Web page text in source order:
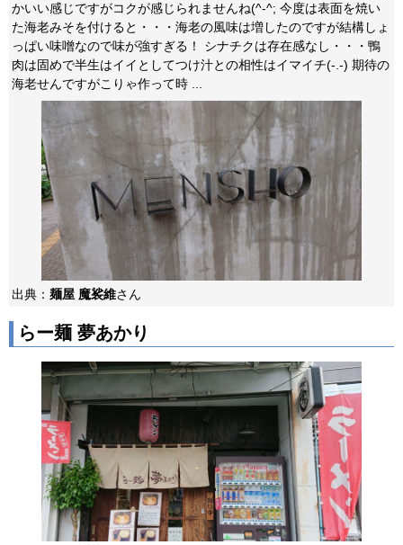
かいい感じですがコクが感じられませんね(^-^; 今度は表面を焼い
た海老みそを付けると・・・海老の風味は増したのですが結構しょ
っぱい味噌なので味が強すぎる！ シナチクは存在感なし・・・鴨
肉は固めで半生はイイとしてつけ汁との相性はイマイチ(-.-) 期待の
海老せんですがこりゃ作って時 ...
出典： 麺屋 魔裟維さん
らー麺 夢あかり